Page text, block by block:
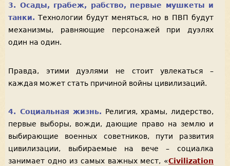
3. Осады, грабеж, рабство, первые мушкеты и
танки. Технологии будут меняться, но в ПВП будут
механизмы, равняющие персонажей при дуэлях
один на один.
Правда, этими дуэлями не стоит увлекаться –
каждая может стать причиной войны цивилизаций.
4. Социальная жизнь. Религия, храмы, лидерство,
первые выборы, вожди, дающие право на землю и
выбирающие военных советников, пути развития
цивилизации, выбираемые на вече – социалка
занимает одно из самых важных мест, «Civilization